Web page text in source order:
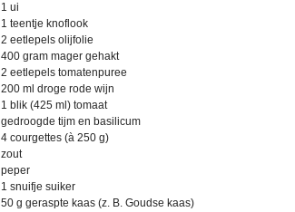
1 ui
1 teentje knoflook
2 eetlepels olijfolie
400 gram mager gehakt
2 eetlepels tomatenpuree
200 ml droge rode wijn
1 blik (425 ml) tomaat
gedroogde tijm en basilicum
4 courgettes (à 250 g)
zout
peper
1 snuifje suiker
50 g geraspte kaas (z. B. Goudse kaas)